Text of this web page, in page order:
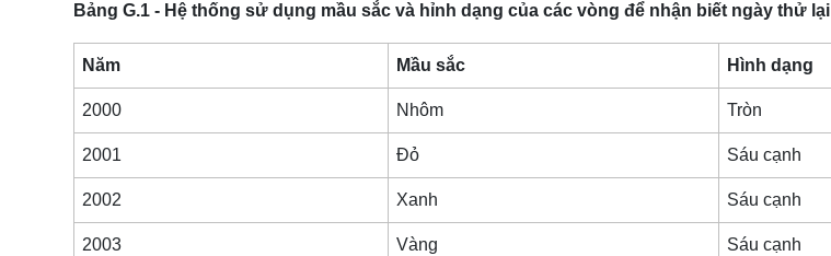
Bảng G.1 - Hệ thống sử dụng mầu sắc và hỉnh dạng của các vòng để nhận biết ngày thử lại
Năm Mầu sắc Hình dạng
2000 Nhôm Tròn
2001 Đỏ Sáu cạnh
2002 Xanh Sáu cạnh
2003 Vàng Sáu cạnh